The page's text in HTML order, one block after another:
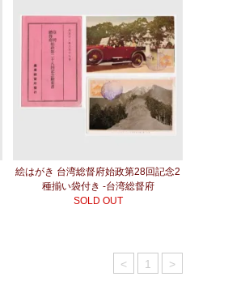
絵はがき 台湾総督府始政第28回記念2
種揃い袋付き -台湾総督府
SOLD OUT
< 1 >